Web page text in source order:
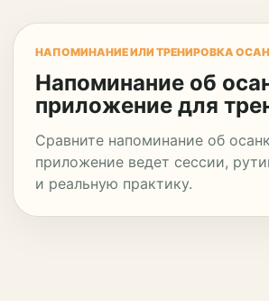
НАПОМИНАНИЕ ИЛИ ТРЕНИРОВКА
Напоминание об
приложение для
Сравните напоминание об
приложение ведет сессии,
и реальную практику.